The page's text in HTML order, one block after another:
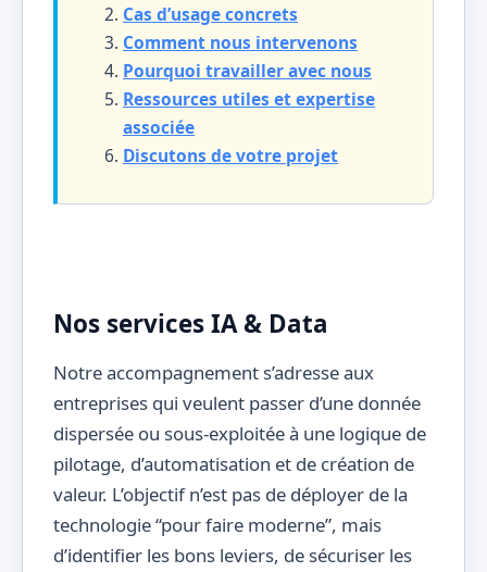
Cas d’usage concrets
Comment nous intervenons
Pourquoi travailler avec nous
Ressources utiles et expertise
associée
Discutons de votre projet
Nos services IA & Data
Notre accompagnement s’adresse aux
entreprises qui veulent passer d’une donnée
dispersée ou sous-exploitée à une logique de
pilotage, d’automatisation et de création de
valeur. L’objectif n’est pas de déployer de la
technologie “pour faire moderne”, mais
d’identifier les bons leviers, de sécuriser les